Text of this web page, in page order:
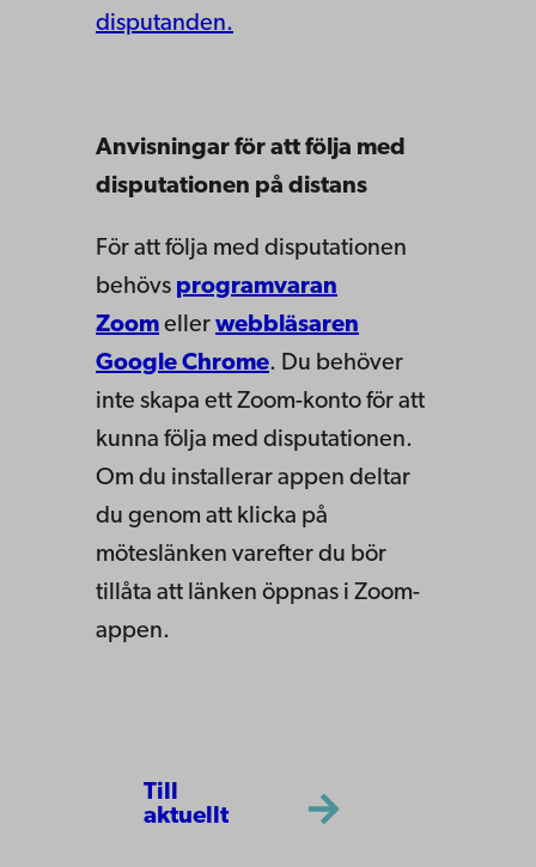
disputanden.
Anvisningar för att följa med
disputationen på distans
För att följa med disputationen
behövs programvaran
Zoom eller webbläsaren
Google Chrome. Du behöver
inte skapa ett Zoom-konto för att
kunna följa med disputationen.
Om du installerar appen deltar
du genom att klicka på
möteslänken varefter du bör
tillåta att länken öppnas i Zoom-
appen.
Till
aktuellt